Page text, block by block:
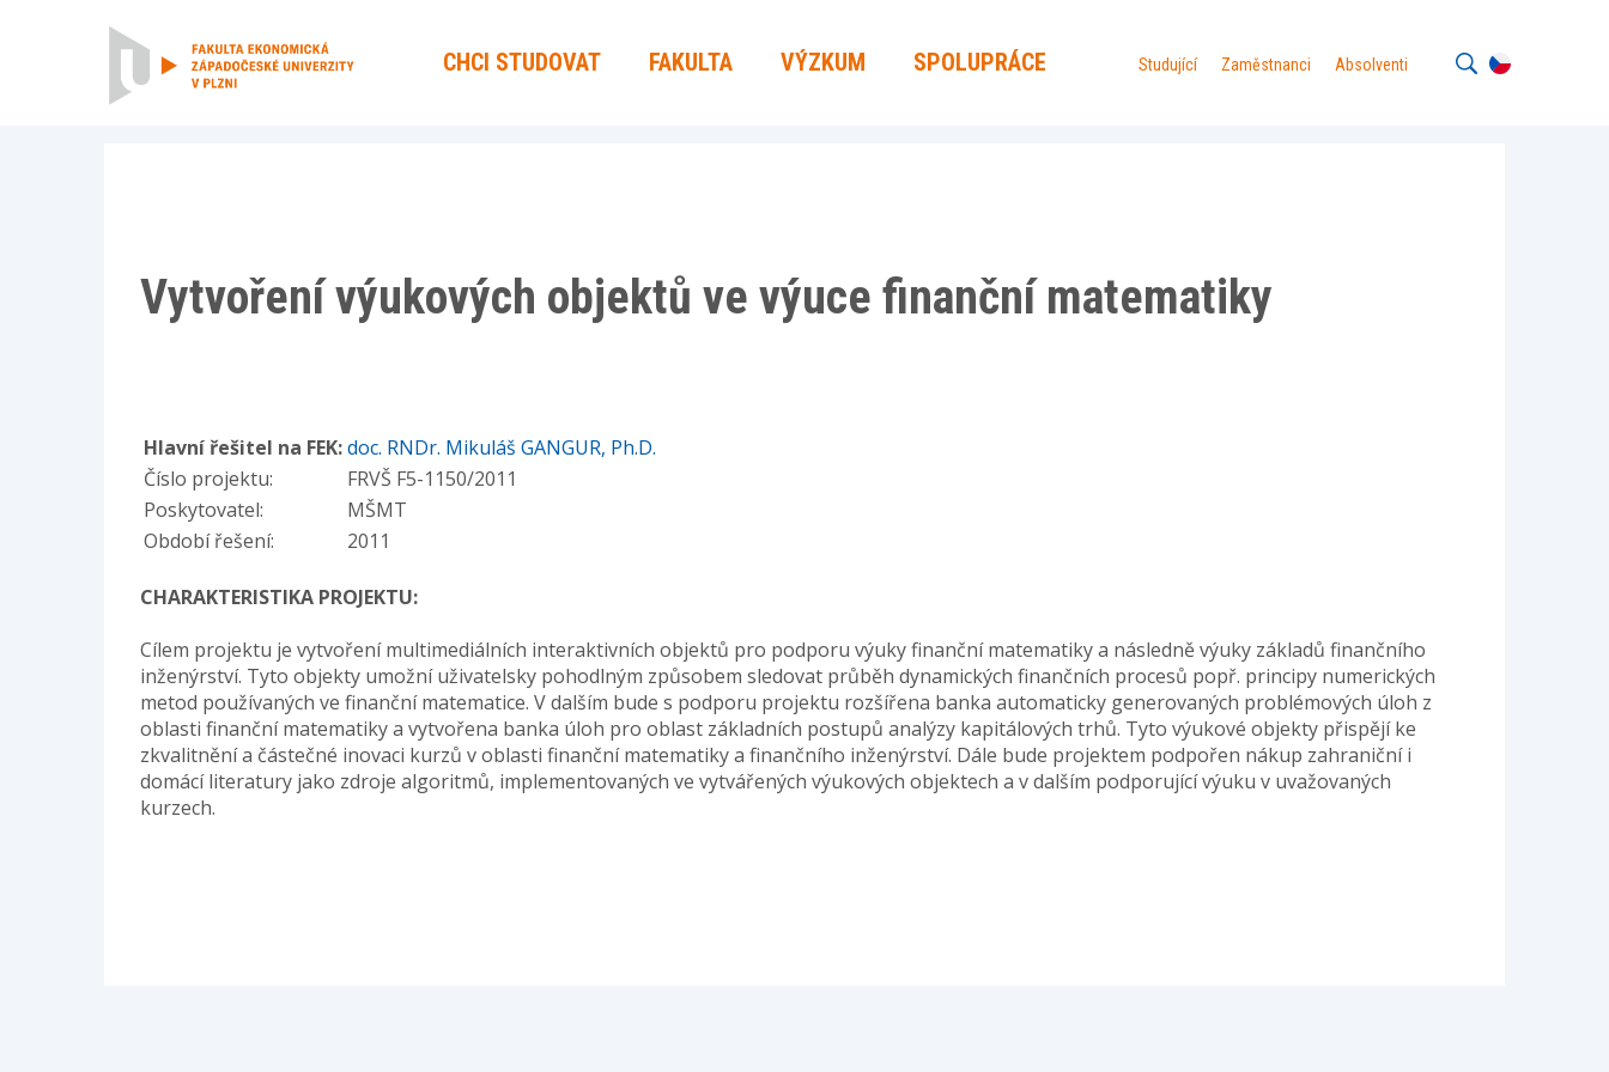
CHCI STUDOVAT FAKULTA VÝZKUM SPOLUPRÁCE Studující Zaměstnanci Absolventi
Vytvoření výukových objektů ve výuce finanční matematiky
Hlavní řešitel na FEK:doc. RNDr. Mikuláš GANGUR, Ph.D.
Číslo projektu:
FRVŠ F5-1150/2011
Poskytovatel:
MŠMT
Období řešení:
2011
CHARAKTERISTIKA PROJEKTU:
Cílem projektu je vytvoření multimediálních interaktivních objektů pro podporu výuky finanční matematiky a následně výuky základů finančního
inženýrství. Tyto objekty umožní uživatelsky pohodlným způsobem sledovat průběh dynamických finančních procesů popř. principy numerických
metod používaných ve finanční matematice. V dalším bude s podporu projektu rozšířena banka automaticky generovaných problémových úloh z
oblasti finanční matematiky a vytvořena banka úloh pro oblast základních postupů analýzy kapitálových trhů. Tyto výukové objekty přispějí ke
zkvalitnění a částečné inovaci kurzů v oblasti finanční matematiky a finančního inženýrství. Dále bude projektem podpořen nákup zahraniční i
domácí literatury jako zdroje algoritmů, implementovaných ve vytvářených výukových objektech a v dalším podporující výuku v uvažovaných
kurzech.